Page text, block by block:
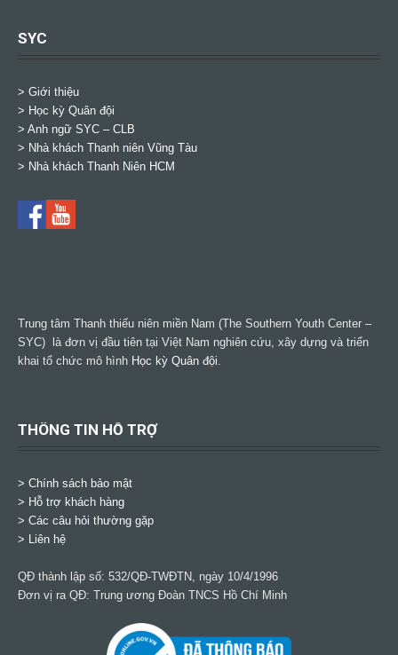
SYC
> Giới thiệu
> Học kỳ Quân đội
> Anh ngữ SYC – CLB
> Nhà khách Thanh niên Vũng Tàu
> Nhà khách Thanh Niên HCM
Trung tâm Thanh thiếu niên miền Nam (The Southern Youth Center –
SYC) là đơn vị đầu tiên tại Việt Nam nghiên cứu, xây dựng và triển
khai tổ chức mô hình Học kỳ Quân đội
THÔNG TIN HỖ TRỢ
> Chính sách bảo mật
> Hỗ trợ khách hàng
> Các câu hỏi thường gặp
> Liên hệ
QĐ thành lập số: 532/QĐ-TWĐTN, ngày 10/4/1996
Đơn vị ra QĐ: Trung ương Đoàn TNCS Hồ Chí Minh